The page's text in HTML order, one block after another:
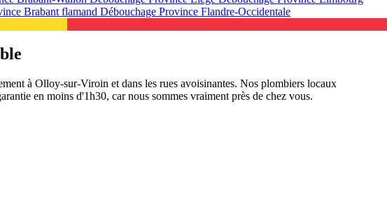
Brabant flamand Débouchage Province Flandre-Occidentale
à Olloy-sur-Viroin et dans les rues avoisinantes. Nos plombiers locaux
en moins d'1h30, car nous sommes vraiment près de chez vous.